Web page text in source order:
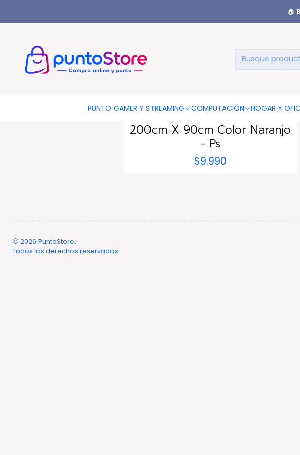
PUNTO GAMER Y STREAMING COMPUTACIÓN HOGAR Y
🏠
Agotado
Sofá Tumbona Sillón Inflable
200cm X 90cm Color Naranjo
- Ps
$9.990
2026 PuntoStore.
Todos los derechos reservados